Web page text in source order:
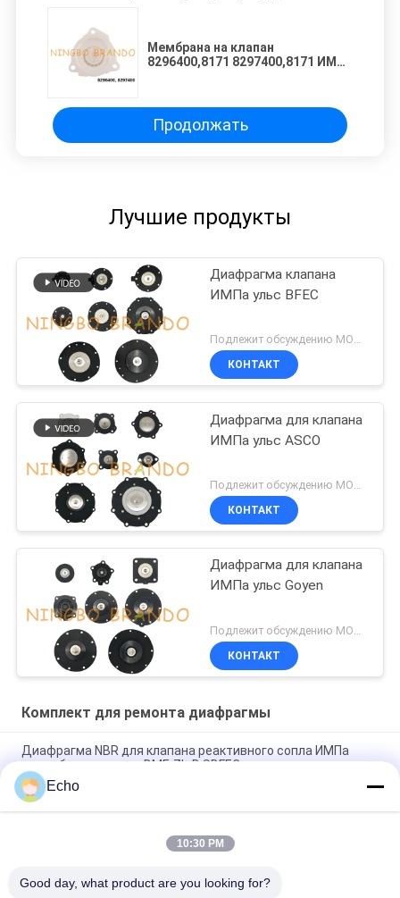
Мембрана на клапан
8296400,8171 8297400,8171 ИМПа
Продолжать
Лучшие продукты
Диафрагма клапана
ИМПа ульс BFEC
Подлежит обсуждению MOQ:1 набор
КОНТАКТ
Диафрагма для клапана
ИМПа ульс ASCO
Подлежит обсуждению MOQ:1 набор
КОНТАКТ
Диафрагма для клапана
ИМПа ульс Goyen
КОНТАКТ
Комплект для ремонта диафрагмы
Диафрагма NBR для клапана реактивного сопла ИМПа
ульс сборника пыли DMF-ZL-B SBFEC
Диафрагма на клапан реактивного сопла 3/4" ИМПа ульс
BFEC DMF-Z-20 DMF-ZM-20
Диафрагма на клапан 1" ИМПа ульс SBFEC DMF-Z-25 DMF-
Echo
10:30 PM
Good day, what product are you looking for?